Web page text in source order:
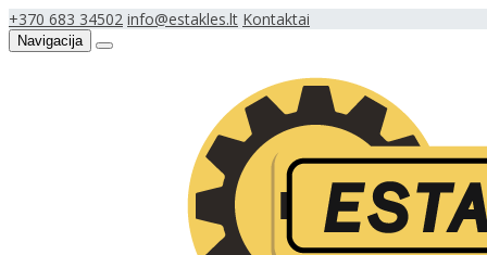
+370 683 34502 info@estakles.lt Kontaktai
Navigacija